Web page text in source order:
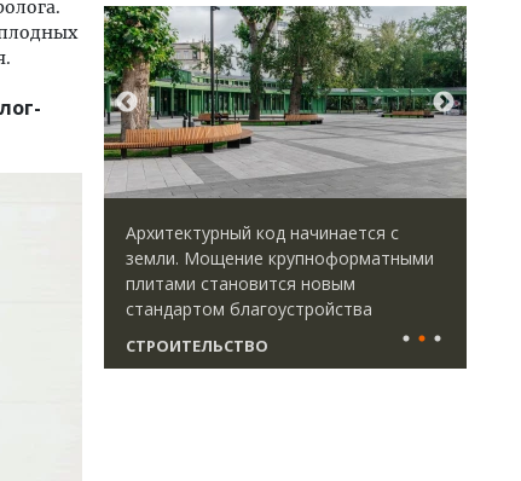
код начинается с
крупноформатными
новым
благоустройства
Двухуровневые номера и
Каким будет новый бутик-
«Белкур» в Белокурихе
ДОМА И КВАРТИРЫ